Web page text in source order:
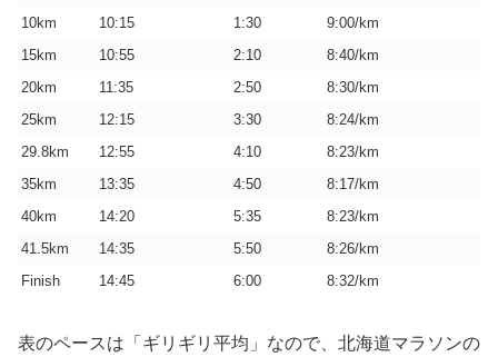
10km
10:15 1:30
9:00/km
15km
10:55 2:10
8:40/km
20km
11:35 2:50
8:30/km
25km
12:15 3:30
8:24/km
29.8km
12:55 4:10
8:23/km
35km
13:35 4:50
8:17/km
40km
14:20 5:35
8:23/km
41.5km
14:35 5:50
8:26/km
Finish
14:45 6:00 8:32/km
表のペースは「ギリギリ平均」なので、北海道マラソンの